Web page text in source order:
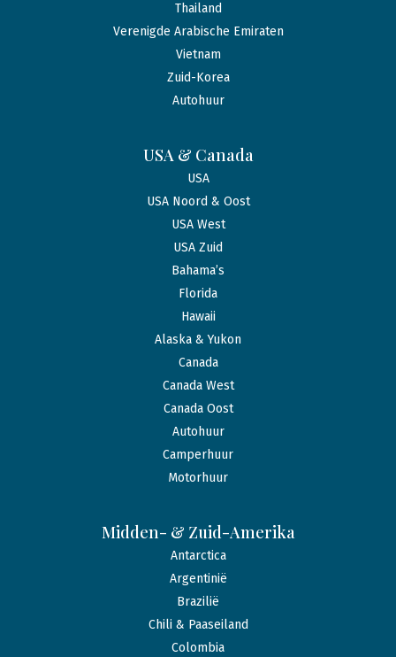
Thailand
Verenigde Arabische Emiraten
Vietnam
Zuid-Korea
Autohuur
USA & Canada
USA
USA Noord & Oost
USA West
USA Zuid
Bahama’s
Florida
Hawaii
Alaska & Yukon
Canada
Canada West
Canada Oost
Autohuur
Camperhuur
Motorhuur
Midden- & Zuid-Amerika
Antarctica
Argentinië
Brazilië
Chili & Paaseiland
Colombia